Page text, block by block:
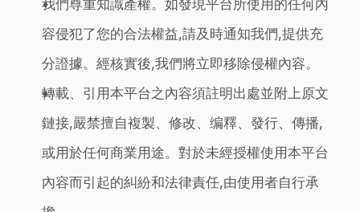
我們尊重知識產權。如發現平台所使用的任何內
容侵犯了您的合法權益,請及時通知我們,提供充
分證據。經核實後,我們將立即移除侵權內容。
轉載、引用本平台之內容須註明出處並附上原文
鏈接,嚴禁擅自複製、修改、编釋、發行、傳播,
或用於任何商業用途。對於未經授權使用本平台
內容而引起的糾紛和法律責任,由使用者自行承